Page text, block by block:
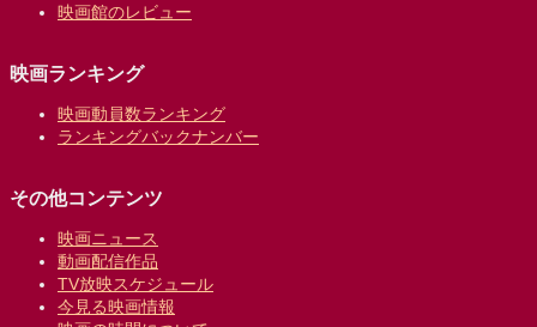
映画館のレビュー
映画ランキング
映画動員数ランキング
ランキングバックナンバー
その他コンテンツ
映画ニュース
動画配信作品
TV放映スケジュール
今見る映画情報